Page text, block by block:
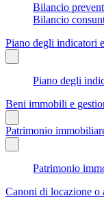
Bilancio
Bilancio
Piano degli indicatori
Piano degli
Beni immobili e
Patrimonio
Patrimonio
Canoni di locazione o